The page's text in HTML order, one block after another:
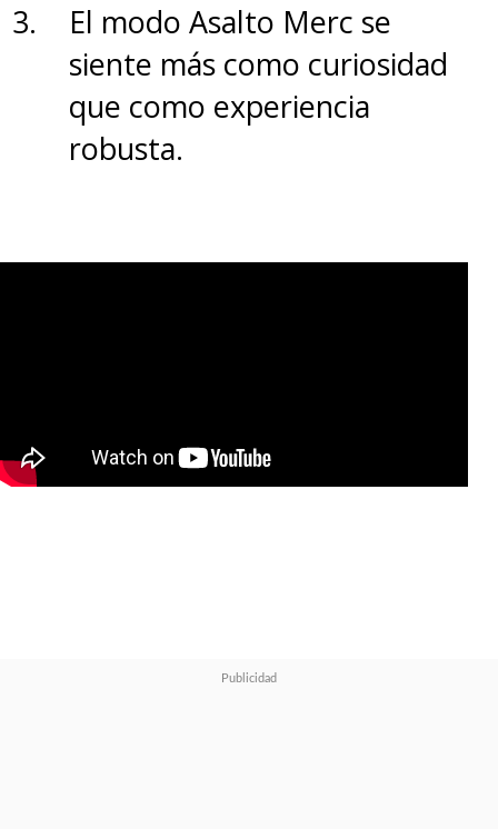
El modo Asalto Merc se
siente más como curiosidad
que como experiencia
robusta.